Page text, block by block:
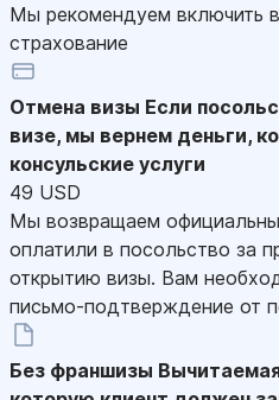
Мы рекомендуем включить
страхование
Отмена визы Если
визе, мы вернем деньги,
консульские услуги
49 USD
Мы возвращаем
оплатили в посольство за
открытию визы. Вам
письмо-подтверждение от
Без франшизы